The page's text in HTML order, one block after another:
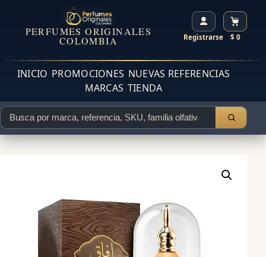
PERFUMES ORIGINALES
COLOMBIA Registrarse $ 0
INICIO PROMOCIONES NUEVAS REFERENCIAS
MARCAS TIENDA